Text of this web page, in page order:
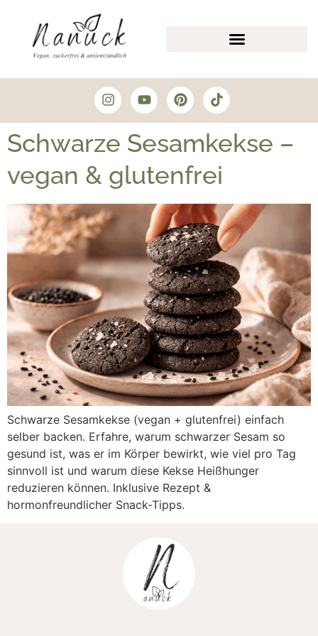
Schwarze Sesamkekse –
vegan & glutenfrei
Schwarze Sesamkekse (vegan + glutenfrei) einfach
selber backen. Erfahre, warum schwarzer Sesam so
gesund ist, was er im Körper bewirkt, wie viel pro Tag
sinnvoll ist und warum diese Kekse Heißhunger
reduzieren können. Inklusive Rezept &
hormonfreundlicher Snack-Tipps.